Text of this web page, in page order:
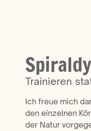
Trainieren
Ich freue mich
den einzelnen
der Natur